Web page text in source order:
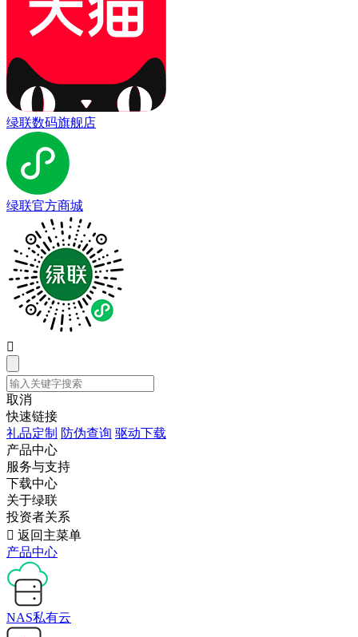
绿联数码旗舰店
绿联官方商城

取消
快速链接
礼品定制 防伪查询 驱动下载
产品中心
服务与支持
下载中心
关于绿联
投资者关系
 返回主菜单
产品中心
NAS私有云